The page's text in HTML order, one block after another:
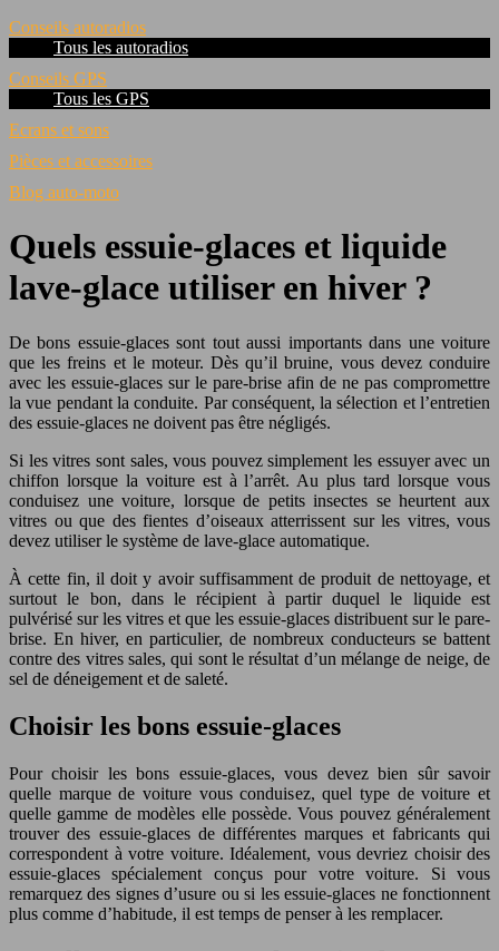
Conseils autoradios
Tous les autoradios
Conseils GPS
Tous les GPS
Ecrans et sons
Pièces et accessoires
Blog auto-moto
Quels essuie-glaces et liquide
lave-glace utiliser en hiver ?
De bons essuie-glaces sont tout aussi importants dans une voiture
que les freins et le moteur. Dès qu’il bruine, vous devez conduire
avec les essuie-glaces sur le pare-brise afin de ne pas compromettre
la vue pendant la conduite. Par conséquent, la sélection et l’entretien
des essuie-glaces ne doivent pas être négligés.
Si les vitres sont sales, vous pouvez simplement les essuyer avec un
chiffon lorsque la voiture est à l’arrêt. Au plus tard lorsque vous
conduisez une voiture, lorsque de petits insectes se heurtent aux
vitres ou que des fientes d’oiseaux atterrissent sur les vitres, vous
devez utiliser le système de lave-glace automatique.
À cette fin, il doit y avoir suffisamment de produit de nettoyage, et
surtout le bon, dans le récipient à partir duquel le liquide est
pulvérisé sur les vitres et que les essuie-glaces distribuent sur le pare-
brise. En hiver, en particulier, de nombreux conducteurs se battent
contre des vitres sales, qui sont le résultat d’un mélange de neige, de
sel de déneigement et de saleté.
Choisir les bons essuie-glaces
Pour choisir les bons essuie-glaces, vous devez bien sûr savoir
quelle marque de voiture vous conduisez, quel type de voiture et
quelle gamme de modèles elle possède. Vous pouvez généralement
trouver des essuie-glaces de différentes marques et fabricants qui
correspondent à votre voiture. Idéalement, vous devriez choisir des
essuie-glaces spécialement conçus pour votre voiture. Si vous
remarquez des signes d’usure ou si les essuie-glaces ne fonctionnent
plus comme d’habitude, il est temps de penser à les remplacer.